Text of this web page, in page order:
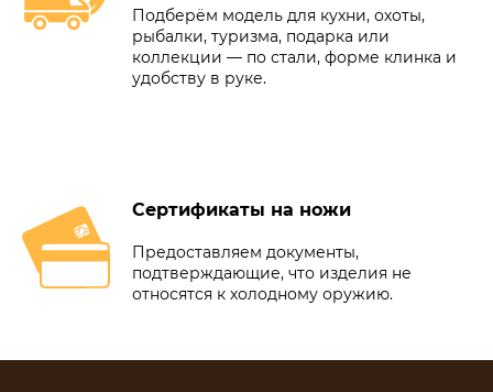
Подберём модель для кухни, охоты,
рыбалки, туризма, подарка или
коллекции — по стали, форме клинка и
удобству в руке.
Сертификаты на ножи
Предоставляем документы,
подтверждающие, что изделия не
относятся к холодному оружию.